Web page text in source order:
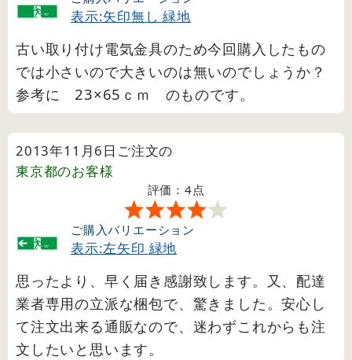
表示:矢印無し 緑地
古い取り付け電気金具のため今回購入したもの
では小さいので大きいのは無いのでしょうか？
参考に 23×65ｃｍ のものです。
2013年11月6日ご注文の
東京都のお客様
評価：4点
ご購入バリエーション
表示:左矢印 緑地
思ったより、早く届き感謝致します。又、配達
業者専用の立派な梱包で、驚きました。安心し
て注文出来る通販なので、迷わずこれからも注
文したいと思います。